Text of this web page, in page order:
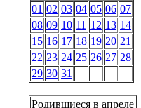
01 02 03 04 05 06 07
08 09 10 11 12 13 14
15 16 17 18 19 20 21
22 23 24 25 26 27 28
29 30 31
Родившиеся в апреле